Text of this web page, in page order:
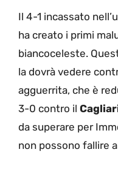
Il 4-1 incassato
ha creato i primi
biancoceleste.
la dovrà vedere
agguerrita, che è
3-0 contro il
da superare per
non possono fallire